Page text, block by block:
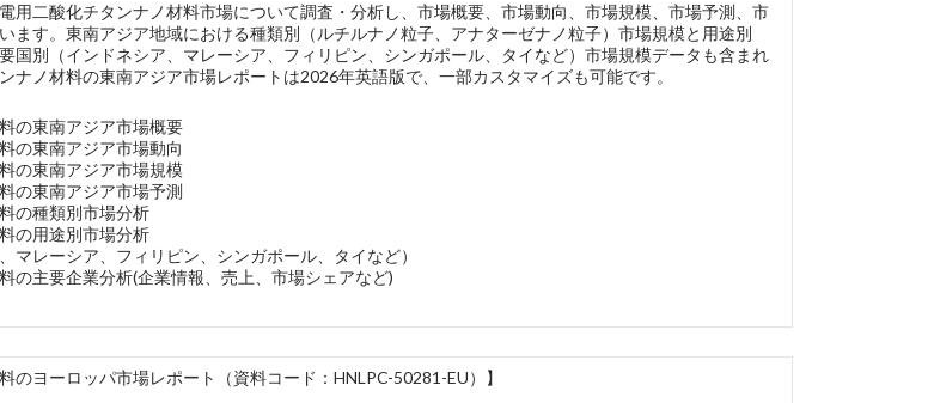
用二酸化チタンナノ材料市場について調査・分析し、市場概要、市場動向、市場規模、市場予測、市
ます。東南アジア地域における種類別（ルチルナノ粒子、アナターゼナノ粒子）市場規模と用途別
国別（インドネシア、マレーシア、フィリピン、シンガポール、タイなど）市場規模データも含まれ
ナノ材料の東南アジア市場レポートは2026年英語版で、一部カスタマイズも可能です。
の東南アジア市場概要
の東南アジア市場動向
の東南アジア市場規模
の東南アジア市場予測
の種類別市場分析
の用途別市場分析
マレーシア、フィリピン、シンガポール、タイなど）
の主要企業分析(企業情報、売上、市場シェアなど)
のヨーロッパ市場レポート（資料コード：HNLPC-50281-EU）】